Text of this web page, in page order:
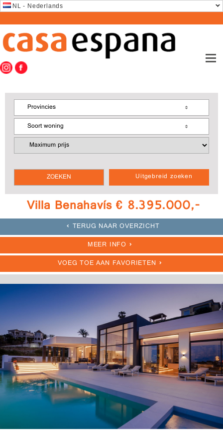
NL - Nederlands
Uitgebreid zoeken
Provincies
Soort woning
Villa Benahavís € 8.395.000,-
TERUG NAAR OVERZICHT
MEER INFO
VOEG TOE AAN FAVORIETEN